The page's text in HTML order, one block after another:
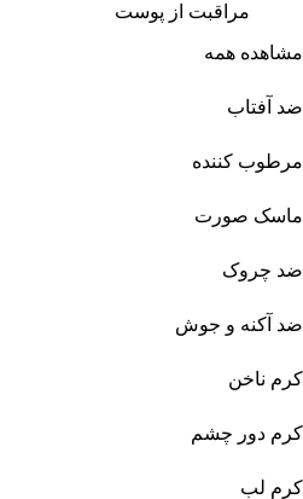
مراقبت از پوست
مشاهده همه
ضد آفتاب
مرطوب کننده
ماسک صورت
ضد چروک
ضد آکنه و جوش
کرم ناخن
کرم دور چشم
کرم لب